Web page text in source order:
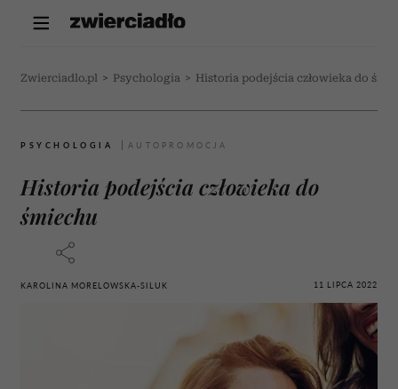
Zwierciadlo.pl > Psychologia > Historia podejścia człowieka do
PSYCHOLOGIA
Historia podejścia człowieka do
śmiechu
KAROLINA MORELOWSKA-SILUK 11 LIPCA 2022